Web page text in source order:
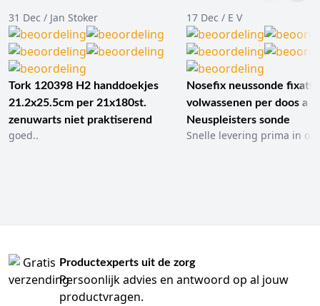
31 Dec / Jan Stoker
Tork 120398 H2 handdoekjes
21.2x25.5cm per 21x180st.
zenuwarts niet praktiserend
goed..
17 Dec / E V
Nosefix neussonde
volwassenen per doos a
Neuspleisters sonde
Snelle levering prima in
Productexperts uit de zorg
Persoonlijk advies en antwoord op al jouw
productvragen.